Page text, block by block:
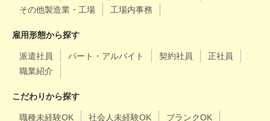
その他製造業・工場
工場内事務
雇用形態から探す
派遣社員 パート・アルバイト 契約社員
正社員
職業紹介
こだわりから探す
職種未経験OK 社会人未経験OK
ブランクOK